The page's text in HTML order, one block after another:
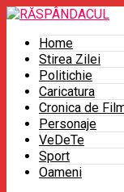
Home
Stirea Zilei
Politichie
Caricatura
Cronica de
Personaje
VeDeTe
Sport
Oameni